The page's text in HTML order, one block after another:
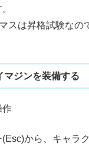
スは昇格試験なの
マジンを装備する
作
から、キャラ